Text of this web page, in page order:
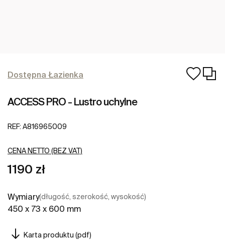
Dostępna Łazienka
ACCESS PRO - Lustro uchylne
REF: A816965009
CENA NETTO (BEZ VAT)
1190 zł
Wymiary(długość, szerokość, wysokość)
450 x 73 x 600 mm
Karta produktu (pdf)